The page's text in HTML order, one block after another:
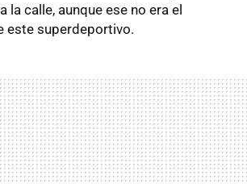
la calle, aunque ese no era el
este superdeportivo.